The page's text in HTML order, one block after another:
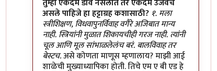
तुम्ही एकदम डावे नसलात तर एकदम उजवेच
असले पाहिजे हा हट्टाग्रह कशासाठी? १. मला
स्त्रीशिक्षण, विधवापुनर्विवाह वगैरे अजिबात मान्य
नाही. स्त्रियांनी मुळात शिकायचीही गरज नाही. त्यांनी
चूल आणि मूल सांभाळलेलंच बरं. बालविवाह तर
बेस्टच.असे कोणता माणूस म्हणालाय? माझी आई
शाळेची मुख्याध्यापिका होती. तिचे एम ए बी एड हे